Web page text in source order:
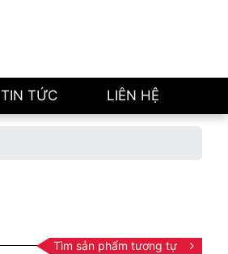
TIN TỨC LIÊN HỆ
Tìm sản phẩm tương tự